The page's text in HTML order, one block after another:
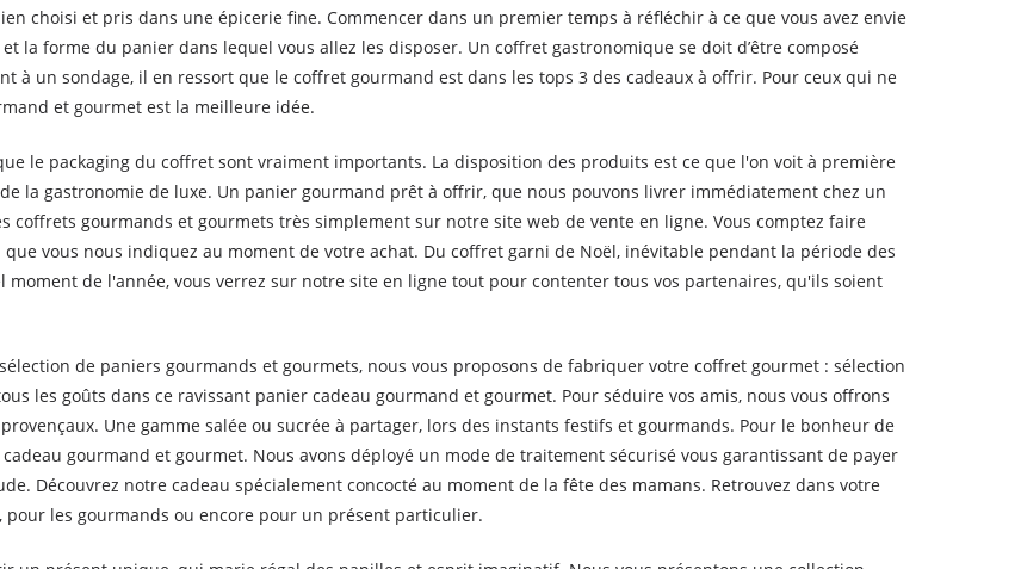
choisi et pris dans une épicerie fine. Commencer dans un premier temps à réfléchir à ce que vous avez envie
la forme du panier dans lequel vous allez les disposer. Un coffret gastronomique se doit d’être composé
à un sondage, il en ressort que le coffret gourmand est dans les tops 3 des cadeaux à offrir. Pour ceux qui ne
et gourmet est la meilleure idée.
le packaging du coffret sont vraiment importants. La disposition des produits est ce que l'on voit à première
la gastronomie de luxe. Un panier gourmand prêt à offrir, que nous pouvons livrer immédiatement chez un
coffrets gourmands et gourmets très simplement sur notre site web de vente en ligne. Vous comptez faire
vous nous indiquez au moment de votre achat. Du coffret garni de Noël, inévitable pendant la période des
de l'année, vous verrez sur notre site en ligne tout pour contenter tous vos partenaires, qu'ils soient
de paniers gourmands et gourmets, nous vous proposons de fabriquer votre coffret gourmet : sélection
les goûts dans ce ravissant panier cadeau gourmand et gourmet. Pour séduire vos amis, nous vous offrons
Une gamme salée ou sucrée à partager, lors des instants festifs et gourmands. Pour le bonheur de
gourmand et gourmet. Nous avons déployé un mode de traitement sécurisé vous garantissant de payer
Découvrez notre cadeau spécialement concocté au moment de la fête des mamans. Retrouvez dans votre
les gourmands ou encore pour un présent particulier.